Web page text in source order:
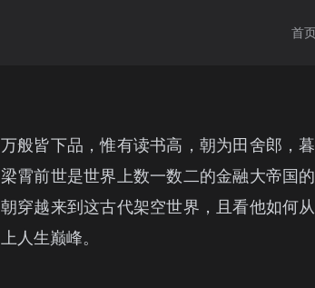
首
万般皆下品，惟有读书高，朝为田舍郎，暮
梁霄前世是世界上数一数二的金融大帝国
朝穿越来到这古代架空世界，且看他如何
上人生巅峰。